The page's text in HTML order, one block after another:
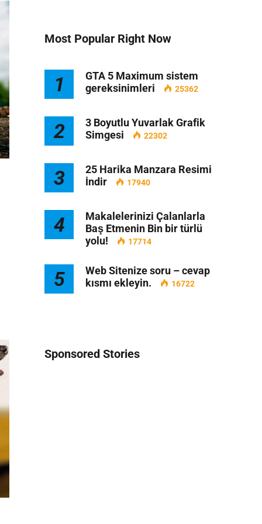
Most Popular Right Now
1
GTA 5 Maximum sistem
gereksinimleri
25362
2
3 Boyutlu Yuvarlak Grafik
Simgesi
22302
3
25 Harika Manzara Resimi
İndir
17940
4
Makalelerinizi Çalanlarla
Baş Etmenin Bin bir türlü
yolu!
17714
5
Web Sitenize soru – cevap
kısmı ekleyin.
16722
Sponsored Stories